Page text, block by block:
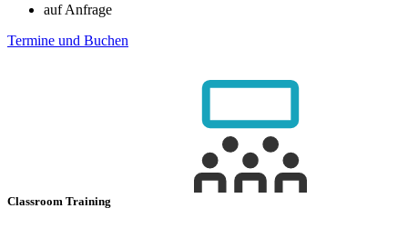
auf Anfrage
Termine und Buchen
Classroom Training